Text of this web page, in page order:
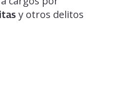
y otros delitos